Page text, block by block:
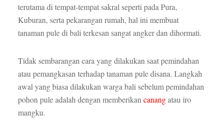
terutama di tempat-tempat sakral seperti pada Pura,
Kuburan, serta pekarangan rumah, hal ini membuat
tanaman pule di bali terkesan sangat angker dan dihormati.
Tidak sembarangan cara yang dilakukan saat pemindahan
atau pemangkasan terhadap tanaman pule disana. Langkah
awal yang biasa dilakukan warga bali sebelum pemindahan
pohon pule adalah dengan memberikan canangatau iro
mangku.